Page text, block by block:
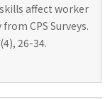
affect worker
CPS Surveys.
(4), 26-34.